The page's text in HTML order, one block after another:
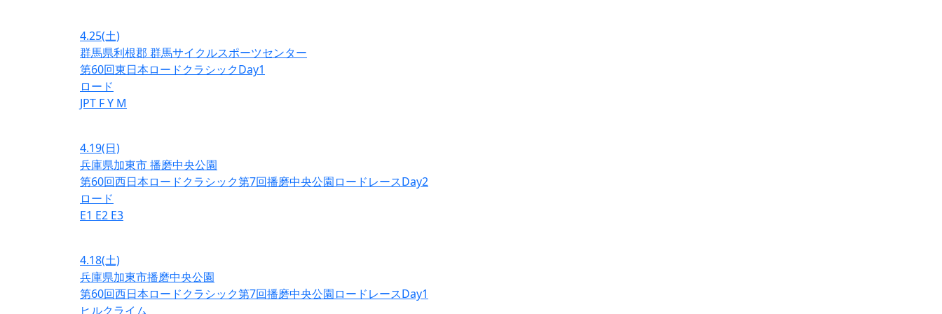
4.25(土)
群馬県利根郡 群馬サイクルスポーツセンター
第60回東日本ロードクラシックDay1
ロード
JPT FY M
4.19(日)
兵庫県加東市 播磨中央公園
第60回西日本ロードクラシック第7回播磨中央公園ロードレースDay2
ロード
E1 E2 E3
4.18(土)
兵庫県加東市播磨中央公園
第60回西日本ロードクラシック第7回播磨中央公園ロードレースDay1
ヒルクライム